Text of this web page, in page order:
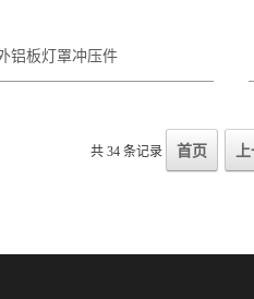
铝板灯罩冲压件
共 34 条记录 首页